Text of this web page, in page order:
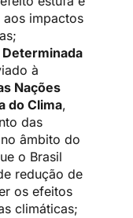
impactos
à
Nações
do Clima,
das
âmbito do
o Brasil
redução de
os efeitos
climáticas;